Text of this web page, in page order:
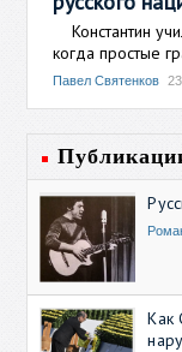
Константин
когда простые
Павел Святенков
Как